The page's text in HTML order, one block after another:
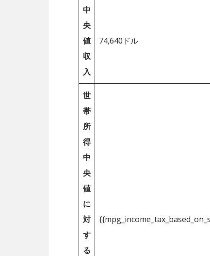
中
央
値
収
入
74,640ドル
世
帯
所
得
中
央
値
に
対
す
る